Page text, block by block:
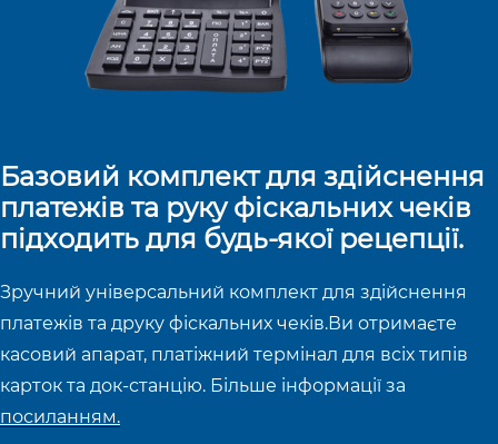
Базовий комплект для здійснення
платежів та руку фіскальних чеків
підходить для будь-якої рецепції. ​
Зручний універсальний комплект для здійснення
платежів та друку фіскальних чеків.​ Ви отримаєте
касовий апарат, платіжний термінал для всіх типів
карток та док-станцію. Більше інформації за
посиланням.